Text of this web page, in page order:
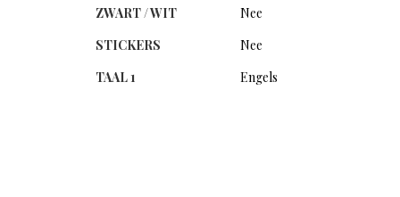
ZWART / WIT
Nee
STICKERS
Nee
TAAL 1
Engels